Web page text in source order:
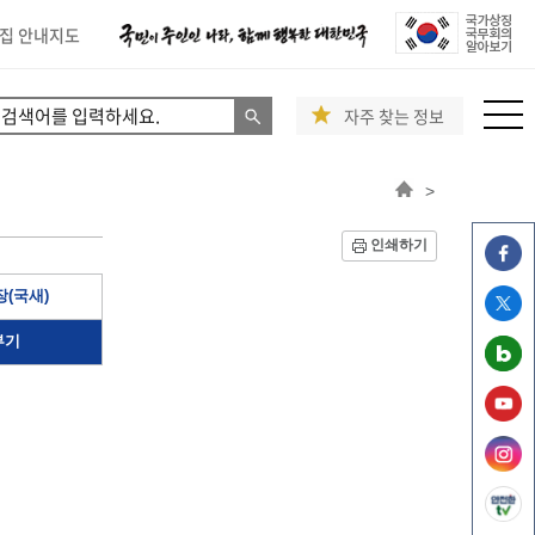
안내지도
자주 찾는 정보
>
인쇄하기
(국새)